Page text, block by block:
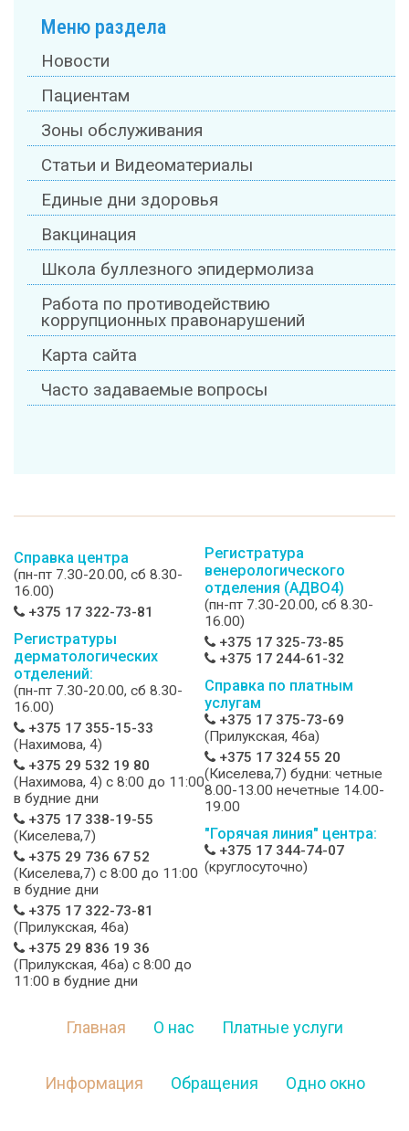
Меню раздела
Новости
Пациентам
Зоны обслуживания
Статьи и Видеоматериалы
Единые дни здоровья
Вакцинация
Школа буллезного эпидермолиза
Работа по противодействию
коррупционных правонарушений
Карта сайта
Часто задаваемые вопросы
Справка центра
(пн-пт 7.30-20.00, сб 8.30-
16.00)
+375 17 322-73-81
Регистратуры
дерматологических
отделений:
(пн-пт 7.30-20.00, сб 8.30-
16.00)
+375 17 355-15-33
(Нахимова, 4)
+375 29 532 19 80
(Нахимова, 4) c 8:00 до 11:00
в будние дни
+375 17 338-19-55
(Киселева,7)
+375 29 736 67 52
(Киселева,7) c 8:00 до 11:00
в будние дни
+375 17 322-73-81
(Прилукская, 46а)
+375 29 836 19 36
(Прилукская, 46а) c 8:00 до
11:00 в будние дни
Регистратура
венерологического
отделения (АДВО4)
(пн-пт 7.30-20.00, сб 8.30-
16.00)
+375 17 325-73-85
+375 17 244-61-32
Справка по платным
услугам
+375 17 375-73-69
(Прилукская, 46а)
+375 17 324 55 20
(Киселева,7) будни: четные
8.00-13.00 нечетные 14.00-
19.00
"Горячая линия" центра:
+375 17 344-74-07
(круглосуточно)
Главная О нас Платные услуги
Информация Обращения Одно окно